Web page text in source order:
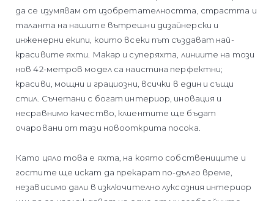
да се изумявам от изобретателността, страстта и
таланта на нашите вътрешни дизайнерски и
инженерни екипи, които всеки път създават най-
красивите яхти. Макар и суперяхта, линиите на този
нов 42-метров модел са наистина перфектни;
красиви, мощни и грациозни, всички в един и същи
стил. Съчетани с богат интериор, иновация и
несравнимо качество, клиентите ще бъдат
очаровани от тази новооткрита посока.
Като цяло това е яхта, на която собствениците и
гостите ще искат да прекарат по-дълго време,
независимо дали в изключително луксозния интериор